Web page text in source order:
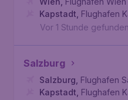
Kapstadt Flughafen
Vor 1 Stunde gefunden
Salzburg
Salzburg Flughafen
Kapstadt Flughafen